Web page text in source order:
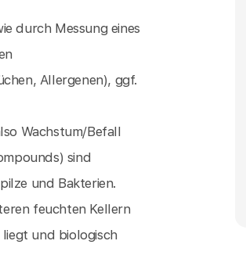
durch Messung eines
Allergenen), ggf.
Wachstum/Befall
sind
und Bakterien.
feuchten Kellern
und biologisch